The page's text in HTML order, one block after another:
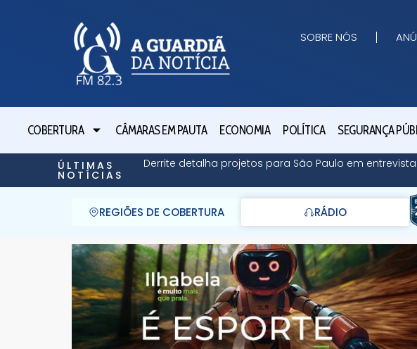
SOBRE NÓS
COBERTURA CÂMARAS EM PAUTA ECONOMIA POLÍTICA SEGURANÇA
ÚLTIMAS
NOTÍCIAS
Derrite detalha projetos para São Paulo em
REGIÕES DE COBERTURA RÁDIO